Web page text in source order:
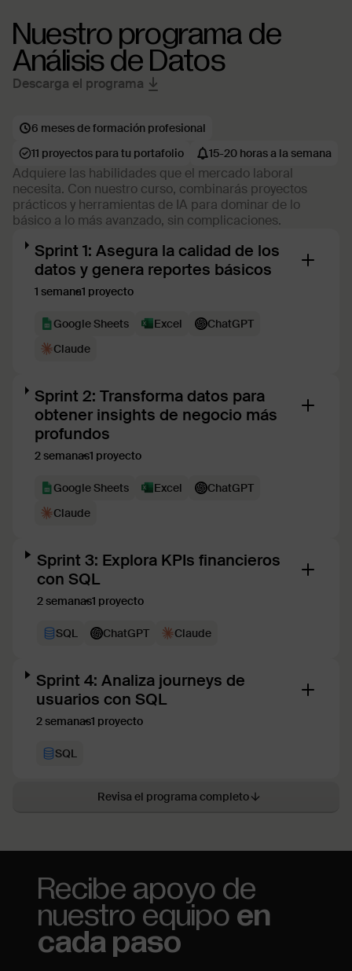
Nuestro programa de
Análisis de Datos
Descarga el programa
Adquiere las habilidades que el mercado laboral
necesita. Con nuestro curso, combinarás proyectos
prácticos y herramientas de IA para dominar de lo
básico a lo más avanzado, sin complicaciones.
6 meses de formación profesional
11 proyectos para tu portafolio
15-20 horas a la semana
Sprint 1: Asegura la calidad de los
datos y genera reportes básicos
1 semana1 proyecto
Google Sheets Exсel
ChatGPT
Claude
Sprint 2: Transforma datos para
obtener insights de negocio más
profundos
2 semanas1 proyecto
Google Sheets Exсel
ChatGPT
Claude
Sprint 3: Explora KPIs financieros
con SQL
2 semanas1 proyecto
SQL ChatGPT Claude
Sprint 4: Analiza journeys de
usuarios con SQL
2 semanas1 proyecto
SQL
Revisa el programa completo
Recibe apoyo de
nuestro equipo en
cada paso